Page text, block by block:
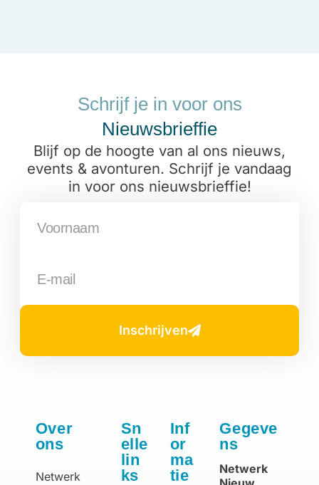
Schrijf je in voor ons
Nieuwsbrieffie
Blijf op de hoogte van al ons nieuws,
events & avonturen. Schrijf je vandaag
in voor ons nieuwsbrieffie!
Inschrijven
Over
ons
Netwerk
Sn
elle
lin
ks
Inf
or
ma
tie
Gegeve
ns
Netwerk